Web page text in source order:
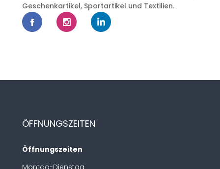
Geschenkartikel, Sportartikel und Textilien.
ÖFFNUNGSZEITEN
Öffnungszeiten